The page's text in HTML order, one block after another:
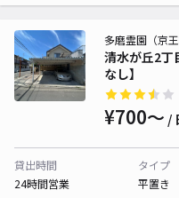
清水が丘2
なし】
多磨霊園（京
¥700〜 /
貸出時間
24時間営業
タイプ
平置き